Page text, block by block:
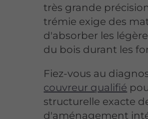
très grande
trémie exige des
d'absorber les
du bois durant les
Fiez-vous au
couvreur qualifié
structurelle exacte
d'aménagement